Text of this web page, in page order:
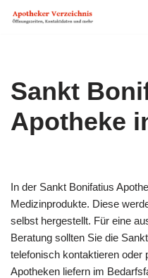
Sankt
Apotheke
In der Sankt Bonifatius
Medizinprodukte. Diese
selbst hergestellt. Für eine
Beratung sollten Sie die
telefonisch kontaktieren oder
Apotheken liefern im